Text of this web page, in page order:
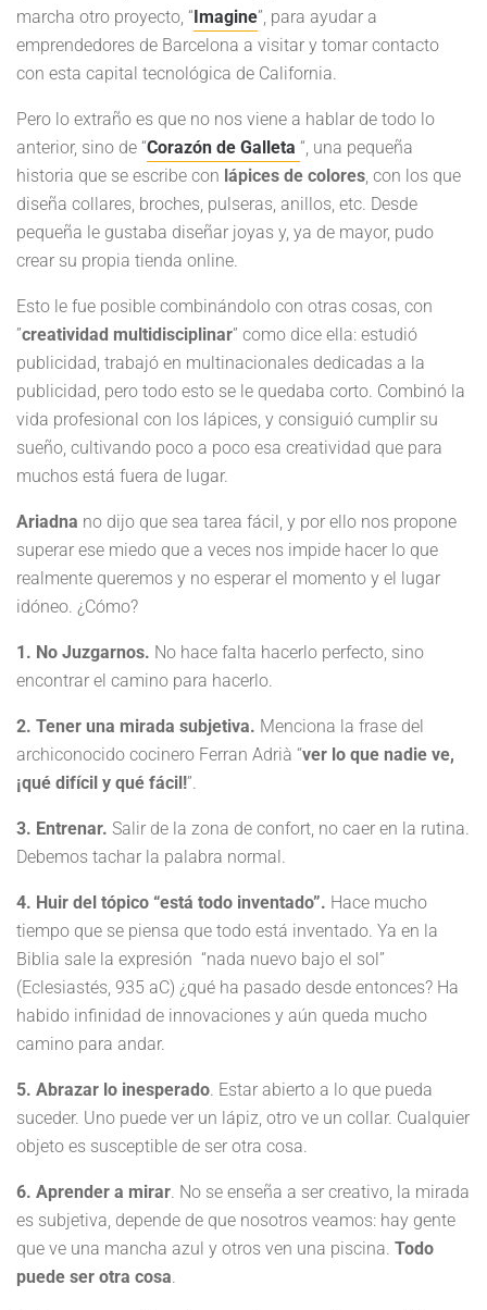
marcha otro proyecto, “Imagine”, para ayudar a
emprendedores de Barcelona a visitar y tomar contacto
con esta capital tecnológica de California.
Pero lo extraño es que no nos viene a hablar de todo lo
anterior, sino de “Corazón de Galleta “, una pequeña
historia que se escribe con lápices de colores , con los que
diseña collares, broches, pulseras, anillos, etc. Desde
pequeña le gustaba diseñar joyas y, ya de mayor, pudo
crear su propia tienda online.
Esto le fue posible combinándolo con otras cosas, con
”creatividad multidisciplinar” como dice ella: estudió
publicidad, trabajó en multinacionales dedicadas a la
publicidad, pero todo esto se le quedaba corto. Combinó la
vida profesional con los lápices, y consiguió cumplir su
sueño, cultivando poco a poco esa creatividad que para
muchos está fuera de lugar.
Ariadna no dijo que sea tarea fácil, y por ello nos propone
superar ese miedo que a veces nos impide hacer lo que
realmente queremos y no esperar el momento y el lugar
idóneo. ¿Cómo?
1. No Juzgarnos. No hace falta hacerlo perfecto, sino
encontrar el camino para hacerlo.
2. Tener una mirada subjetiva. Menciona la frase del
archiconocido cocinero Ferran Adrià “ver lo que nadie ve,
¡qué difícil y qué fácil!”.
3. Entrenar. Salir de la zona de confort, no caer en la rutina.
Debemos tachar la palabra normal.
4. Huir del tópico “está todo inventado”. Hace mucho
tiempo que se piensa que todo está inventado. Ya en la
Biblia sale la expresión “nada nuevo bajo el sol”
(Eclesiastés, 935 aC) ¿qué ha pasado desde entonces? Ha
habido infinidad de innovaciones y aún queda mucho
camino para andar.
5. Abrazar lo inesperado . Estar abierto a lo que pueda
suceder. Uno puede ver un lápiz, otro ve un collar. Cualquier
objeto es susceptible de ser otra cosa.
6. Aprender a mirar . No se enseña a ser creativo, la mirada
es subjetiva, depende de que nosotros veamos: hay gente
que ve una mancha azul y otros ven una piscina. Todo
puede ser otra cosa